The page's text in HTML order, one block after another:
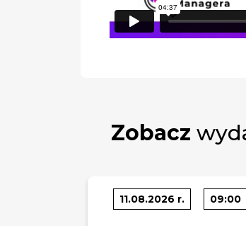
Zobacz
11.08.2026 r. 09:00